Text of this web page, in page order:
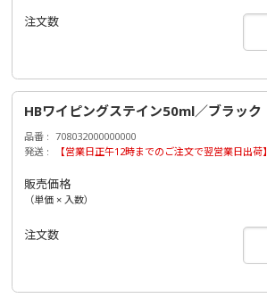
注文数
HBワイピングステイン50ml／ブラック
品番
708032000000000
発送
【営業日正午12時までのご注文で翌営業日出荷】
販売価格
（単価 × 入数）
注文数